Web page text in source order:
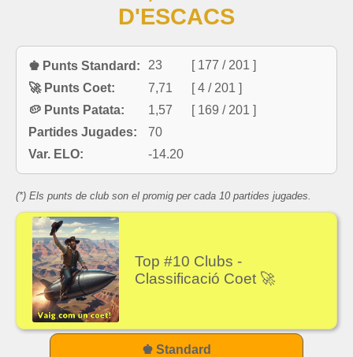
D'ESCACS
♚ Punts Standard: 23
[ 177 / 201 ]
🚀 Punts Coet:
7,71
[ 4 / 201 ]
🥔 Punts Patata:
1,57
[ 169 / 201 ]
Partides Jugades:
70
Var. ELO:
-14.20
(*) Els punts de club son el promig per cada 10 partides jugades.
Top #10 Clubs -
Classificació Coet 🚀
♚ Standard